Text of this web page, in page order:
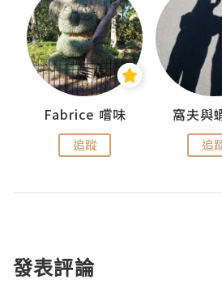
Fabrice 嚐味
追蹤
窩夫與
追
發表評論